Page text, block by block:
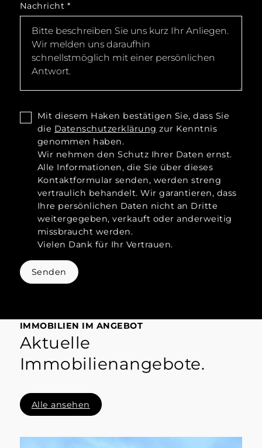
Nachricht *
Mit diesem Haken bestätigen Sie, dass Sie
die Datenschutzerklärung zur Kenntnis
genommen haben.
Wir nehmen den Schutz Ihrer Daten ernst.
Alle Informationen, die Sie über dieses
Kontaktformular senden, werden streng
vertraulich behandelt. Wir garantieren, dass
Ihre persönlichen Daten nicht an Dritte
weitergegeben, verkauft oder anderweitig
missbraucht werden.
Vielen Dank für Ihr Vertrauen.
Senden
IMMOBILIEN IM ANGEBOT
Aktuelle
Immobilienangebote.
Alle ansehen